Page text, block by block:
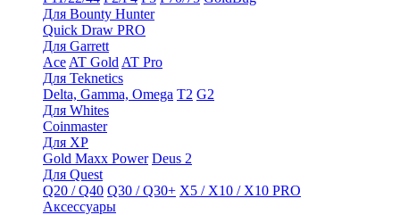
Для Bounty Hunter
Quick Draw PRO
Для Garrett
Ace AT Gold AT Pro
Для Teknetics
Delta, Gamma, Omega Т2 G2
Для Whites
Coinmaster
Для XP
Gold Maxx Power Deus 2
Для Quest
Q20 / Q40 Q30 / Q30+ X5 / X10 / X10 PRO
Аксессуары